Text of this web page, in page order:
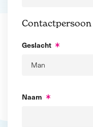
Contactpersoon
Geslacht
Naam